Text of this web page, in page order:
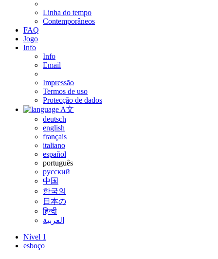
Linha do tempo
Contemporâneos
FAQ
Jogo
Info
Info
Email
Impressão
Termos de uso
Protecção de dados
A文
deutsch
english
français
italiano
español
português
русский
中国
한국의
日本の
हिन्दी
العربية
Nível 1
esboço